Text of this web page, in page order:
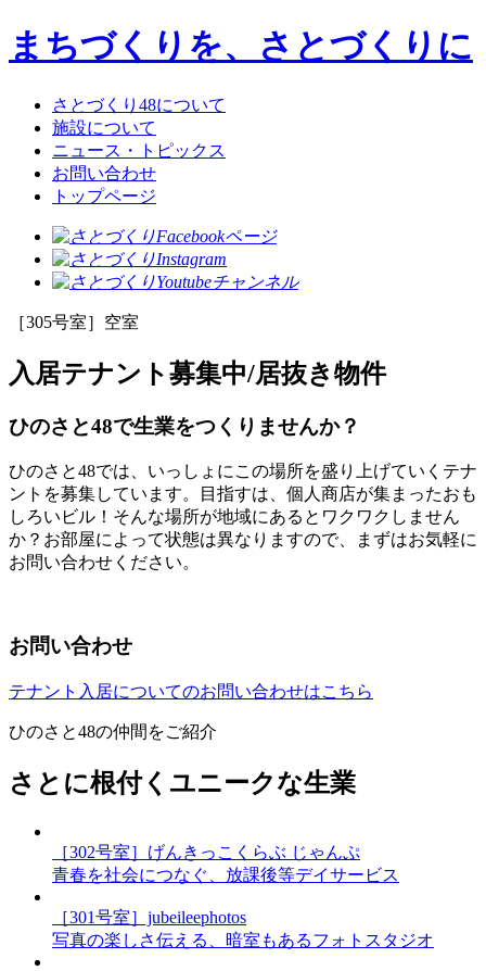
まちづくりを、さとづくりに
さとづくり48について
施設について
ニュース・トピックス
お問い合わせ
トップページ
［305号室］空室
入居テナント募集中/居抜き物件
ひのさと48で生業をつくりませんか？
ひのさと48では、いっしょにこの場所を盛り上げていくテナ
ントを募集しています。目指すは、個人商店が集まったおも
しろいビル！そんな場所が地域にあるとワクワクしません
か？お部屋によって状態は異なりますので、まずはお気軽に
お問い合わせください。
お問い合わせ
テナント入居についてのお問い合わせはこちら
ひのさと48の仲間をご紹介
さとに根付くユニークな生業
［302号室］げんきっこくらぶ じゃんぷ
青春を社会につなぐ、放課後等デイサービス
［301号室］jubeileephotos
写真の楽しさ伝える、暗室もあるフォトスタジオ